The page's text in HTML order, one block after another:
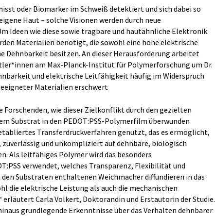
oder Biomarker im Schweiß detektiert und sich dabei so
Haut – solche Visionen werden durch neue
Ideen wie diese sowie tragbare und hautähnliche Elektronik
Materialien benötigt, die sowohl eine hohe elektrische
Dehnbarkeit besitzen. An dieser Herausforderung arbeitet
am Max-Planck-Institut für Polymerforschung um Dr.
und elektrische Leitfähigkeit häufig im Widerspruch
Materialien erschwert
Forschenden, wie dieser Zielkonflikt durch den gezielten
Substrat in den PEDOT:PSS-Polymerfilm überwunden
Transferdruckverfahren genutzt, das es ermöglicht,
und unkompliziert auf dehnbare, biologisch
Als leitfähiges Polymer wird das besonders
verwendet, welches Transparenz, Flexibilität und
Substraten enthaltenen Weichmacher diffundieren in das
die elektrische Leistung als auch die mechanischen
erläutert Carla Volkert, Doktorandin und Erstautorin der Studie.
grundlegende Erkenntnisse über das Verhalten dehnbarer